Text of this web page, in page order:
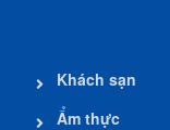
Khách sạn
Ẩm thực